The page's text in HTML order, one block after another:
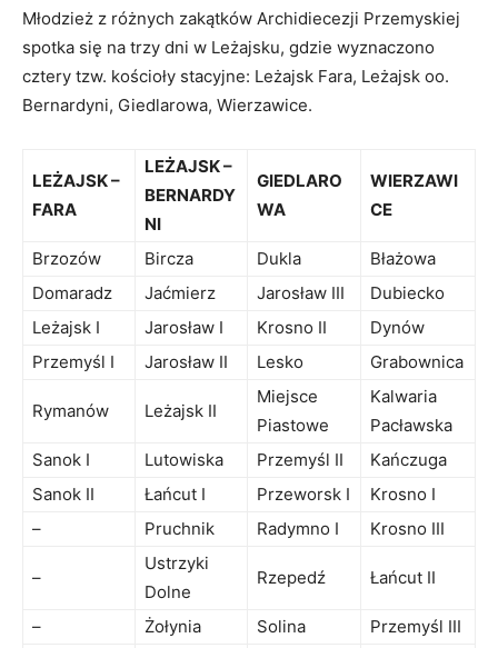
Młodzież z różnych zakątków Archidiecezji Przemyskiej
spotka się na trzy dni w Leżajsku, gdzie wyznaczono
cztery tzw. kościoły stacyjne: Leżajsk Fara, Leżajsk oo.
Bernardyni, Giedlarowa, Wierzawice.
LEŻAJSK –
FARA
LEŻAJSK –
BERNARDY
NI
GIEDLARO
WA
WIERZAWI
CE
Brzozów Bircza Dukla
Błażowa
Domaradz
Jaćmierz Jarosław III
Dubiecko
Leżajsk I
Jarosław I Krosno II
Dynów
Przemyśl I
Jarosław II Lesko Grabownica
Rymanów Leżajsk II
Miejsce
Piastowe
Kalwaria
Pacławska
Sanok I
Lutowiska Przemyśl II
Kańczuga
Sanok II
Łańcut I Przeworsk I
Krosno I
–
Pruchnik Radymno I Krosno III
–
Ustrzyki
Dolne
Rzepedź Łańcut II
– Żołynia Solina Przemyśl III